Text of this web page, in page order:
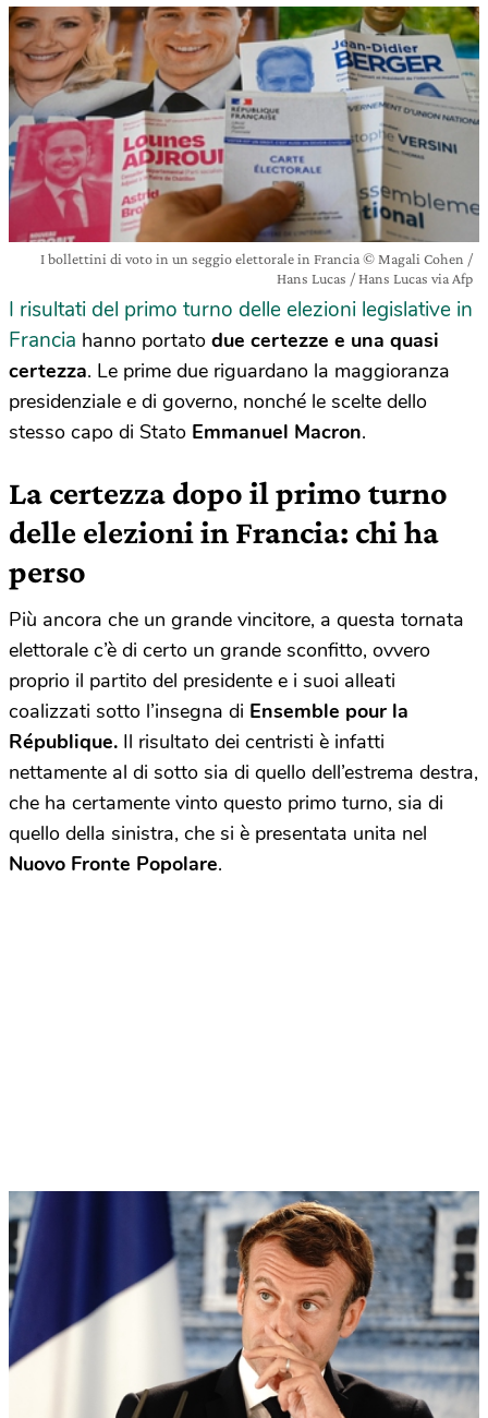
I bollettini di voto in un seggio elettorale in Francia © Magali Cohen /
Hans Lucas / Hans Lucas via Afp
I risultati del primo turno delle elezioni legislative in
Francia hanno portato due certezze e una quasi
certezza. Le prime due riguardano la maggioranza
presidenziale e di governo, nonché le scelte dello
stesso capo di Stato Emmanuel Macron.
La certezza dopo il primo turno
delle elezioni in Francia: chi ha
perso
Più ancora che un grande vincitore, a questa tornata
elettorale c’è di certo un grande sconfitto, ovvero
proprio il partito del presidente e i suoi alleati
coalizzati sotto l’insegna di Ensemble pour la
République. Il risultato dei centristi è infatti
nettamente al di sotto sia di quello dell’estrema destra,
che ha certamente vinto questo primo turno, sia di
quello della sinistra, che si è presentata unita nel
Nuovo Fronte Popolare.